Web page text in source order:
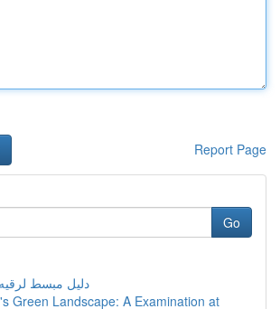
Report Page
Go
دليل مبسط
Green Landscape: A Examination at